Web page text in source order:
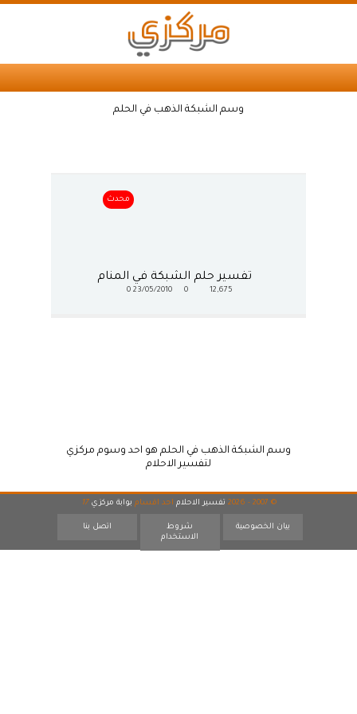
وسم الشبكة الذهب في الحلم
محدث
تفسير حلم الشبكة في المنام
12,675
0
23/05/2010
0
وسم الشبكة الذهب في الحلم هو احد وسوم مركزي
لتفسير الاحلام
© 2007 - 2026 تفسير الاحلام احد اقسام بوابة مركزي 17
بيان الخصوصية
شروط
الاستخدام
اتصل بنا